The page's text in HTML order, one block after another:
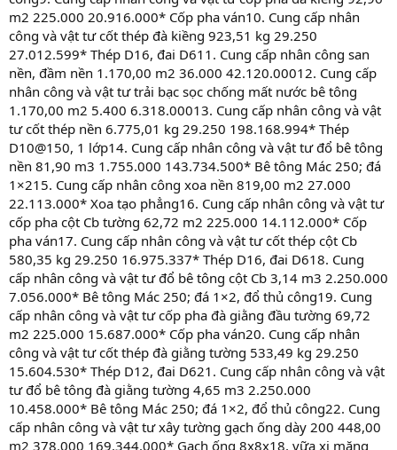
m2 225.000 20.916.000* Cốp pha ván10. Cung cấp nhân
công và vật tư cốt thép đà kiềng 923,51 kg 29.250
27.012.599* Thép D16, đai D611. Cung cấp nhân công san
nền, đầm nền 1.170,00 m2 36.000 42.120.00012. Cung cấp
nhân công và vật tư trải bạc sọc chống mất nước bê tông
1.170,00 m2 5.400 6.318.00013. Cung cấp nhân công và vật
tư cốt thép nền 6.775,01 kg 29.250 198.168.994* Thép
D10@150, 1 lớp14. Cung cấp nhân công và vật tư đổ bê tông
nền 81,90 m3 1.755.000 143.734.500* Bê tông Mác 250; đá
1×215. Cung cấp nhân công xoa nền 819,00 m2 27.000
22.113.000* Xoa tạo phẳng16. Cung cấp nhân công và vật tư
cốp pha cột Cb tường 62,72 m2 225.000 14.112.000* Cốp
pha ván17. Cung cấp nhân công và vật tư cốt thép cột Cb
580,35 kg 29.250 16.975.337* Thép D16, đai D618. Cung
cấp nhân công và vật tư đổ bê tông cột Cb 3,14 m3 2.250.000
7.056.000* Bê tông Mác 250; đá 1×2, đổ thủ công19. Cung
cấp nhân công và vật tư cốp pha đà giằng đầu tường 69,72
m2 225.000 15.687.000* Cốp pha ván20. Cung cấp nhân
công và vật tư cốt thép đà giằng tường 533,49 kg 29.250
15.604.530* Thép D12, đai D621. Cung cấp nhân công và vật
tư đổ bê tông đà giằng tường 4,65 m3 2.250.000
10.458.000* Bê tông Mác 250; đá 1×2, đổ thủ công22. Cung
cấp nhân công và vật tư xây tường gạch ống dày 200 448,00
m2 378.000 169.344.000* Gạch ống 8x8x18, vữa xi măng